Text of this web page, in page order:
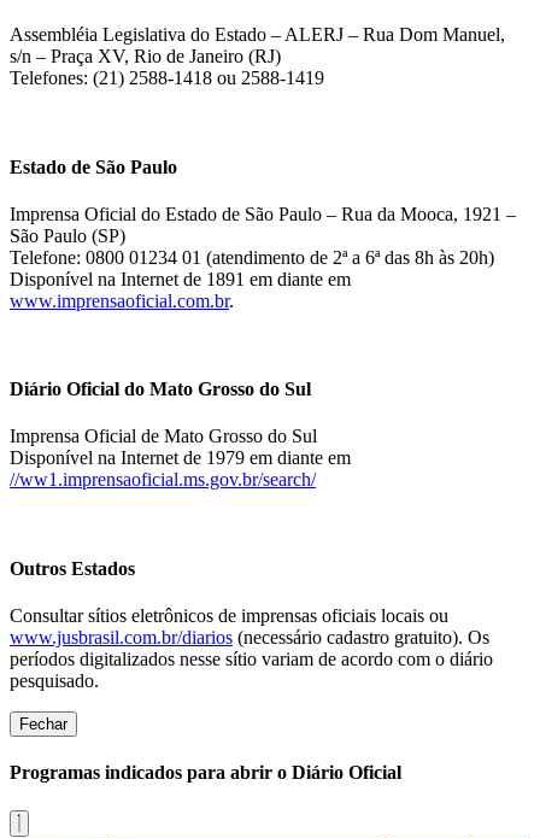
Assembléia Legislativa do Estado – ALERJ – Rua Dom Manuel,
s/n – Praça XV, Rio de Janeiro (RJ)
Telefones: (21) 2588-1418 ou 2588-1419
Estado de São Paulo
Imprensa Oficial do Estado de São Paulo – Rua da Mooca, 1921 –
São Paulo (SP)
Telefone: 0800 01234 01 (atendimento de 2ª a 6ª das 8h às 20h)
Disponível na Internet de 1891 em diante em
www.imprensaoficial.com.br.
Diário Oficial do Mato Grosso do Sul
Imprensa Oficial de Mato Grosso do Sul
Disponível na Internet de 1979 em diante em
//ww1.imprensaoficial.ms.gov.br/search/
Outros Estados
Consultar sítios eletrônicos de imprensas oficiais locais ou
www.jusbrasil.com.br/diarios (necessário cadastro gratuito). Os
períodos digitalizados nesse sítio variam de acordo com o diário
pesquisado.
Fechar
Programas indicados para abrir o Diário Oficial